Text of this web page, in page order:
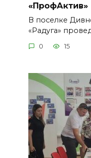
«ПрофАктив»
В поселке
«Радуга»
0 15